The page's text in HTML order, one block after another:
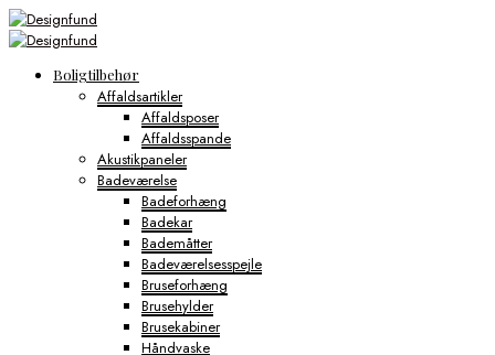
Boligtilbehør
Affaldsartikler
Affaldsposer
Affaldsspande
Akustikpaneler
Badeværelse
Badeforhæng
Badekar
Bademåtter
Badeværelsesspejle
Bruseforhæng
Brusehylder
Brusekabiner
Håndvaske